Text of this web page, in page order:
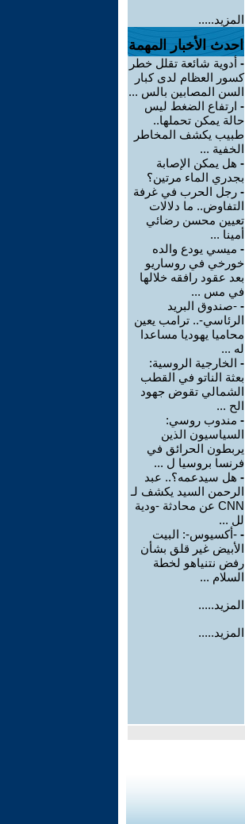
المزيد.....
احدث الأخبار المهمة
- أدوية شائعة تقلل خطر
كسور العظام لدى كبار
السن المصابين بالس ...
- ارتفاع الضغط ليس
حالة يمكن تحملها..
طبيب يكشف المخاطر
الخفية ...
- هل يمكن الإصابة
بجدري الماء مرتين؟
- رجل الحرب في غرفة
التفاوض.. ما دلالات
تعيين محسن رضائي
أمينا ...
- ميسي يودع والده
خورخي في روساريو
بعد عقود رافقه خلالها
في مس ...
- -صندوق البريد
الرئاسي-.. ترامب يعين
محاميا يهوديا مساعدا
له ...
- الخارجية الروسية:
بعثة الناتو في القطب
الشمالي تقوض جهود
الح ...
- مندوب روسي:
السياسيون الذين
يربطون الحرائق في
فرنسا بروسيا ل ...
- هل سيدعمه؟.. عبد
الرحمن السيد يكشف لـ
CNN عن محادثة -ودية
لل ...
- -أكسيوس-: البيت
الأبيض غير قلق بشأن
رفض نتنياهو لخطة
السلام ...
المزيد.....
المزيد.....